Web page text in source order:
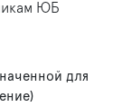
ЮБ
для